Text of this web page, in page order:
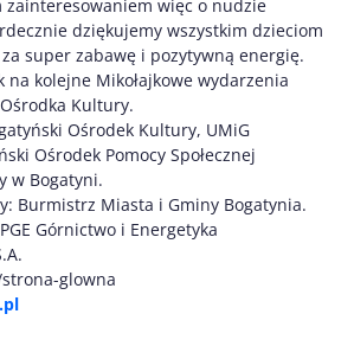
zainteresowaniem więc o nudzie
dziękujemy wszystkim dzieciom
super zabawę i pozytywną energię.
na kolejne Mikołajkowe wydarzenia
Kultury.
Ośrodek Kultury, UMiG
Ośrodek Pomocy Społecznej
w Bogatyni.
Burmistrz Miasta i Gminy Bogatynia.
Górnictwo i Energetyka
glowna